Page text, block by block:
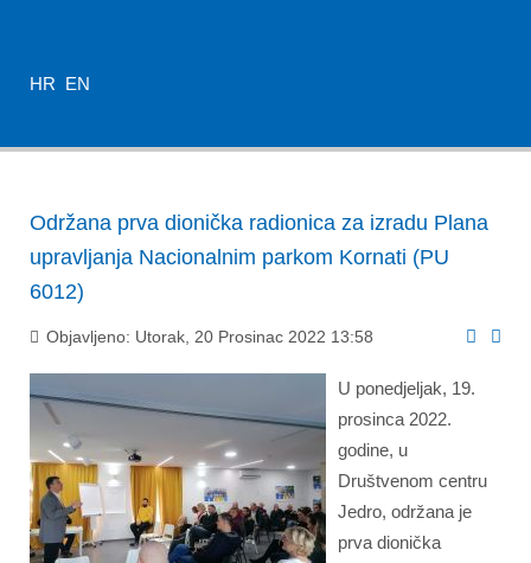
HR EN
Održana prva dionička radionica za izradu Plana
upravljanja Nacionalnim parkom Kornati (PU
6012)
Objavljeno: Utorak, 20 Prosinac 2022 13:58
U ponedjeljak, 19.
prosinca 2022.
godine, u
Društvenom centru
Jedro, održana je
prva dionička